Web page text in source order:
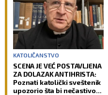
KATOLIČANSTVO
SCENA JE VEĆ POSTAVLJENA
ZA DOLAZAK ANTIHRISTA:
Poznati katolički sveštenik
upozorio šta bi nečastivom